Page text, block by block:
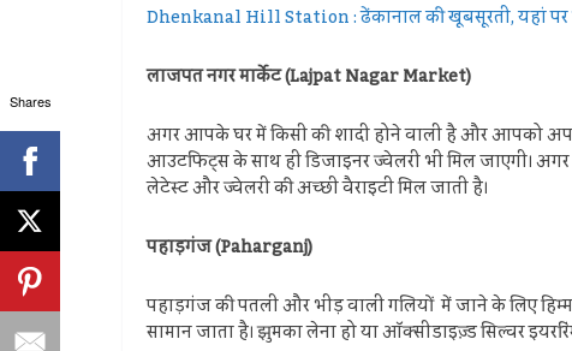
Dhenkanal Hill Station : ढेंकानाल की खूबसूरती, यहां पर
लाजपत नगर मार्केट (Lajpat Nagar Market)
अगर आपके घर में किसी की शादी होने वाली है और आपको
आउटफिट्स के साथ ही डिजाइनर ज्‍वेलरी भी मिल जाएगी।
लेटेस्‍ट और ज्‍वेलरी की अच्‍छी वैराइटी मिल जाती है।
पहाड़गंज (Paharganj)
पहाड़गंज की पतली और भीड़ वाली गलियों में जाने के लिए
सामान जाता है। झुमका लेना हो या ऑक्सीडाइज़्ड सिल्वर
Shares